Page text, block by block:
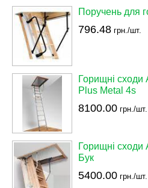
Поручень для
796.48 грн./шт.
Горищні сходи
Plus Metal 4s
8100.00 грн./шт.
Горищні
Бук
5400.00 грн./шт.